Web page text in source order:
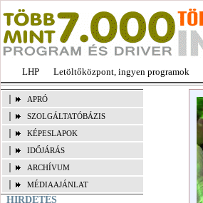
LHP Letöltőközpont, ingyen programok
APRÓ
SZOLGÁLTATÓBÁZIS
KÉPESLAPOK
IDŐJÁRÁS
ARCHÍVUM
MÉDIAAJÁNLAT
HIRDETÉS